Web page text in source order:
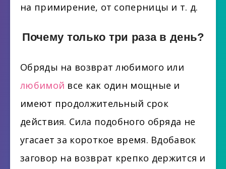
на примирение, от соперницы и т. д.
Почему только три раза в день?
Обряды на возврат любимого или
любимой все как один мощные и
имеют продолжительный срок
действия. Сила подобного обряда не
угасает за короткое время. Вдобавок
заговор на возврат крепко держится и